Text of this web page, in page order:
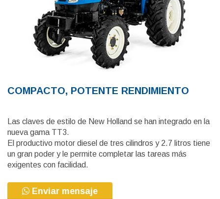
COMPACTO, POTENTE RENDIMIENTO
Las claves de estilo de New Holland se han integrado en la
nueva gama TT3.
El productivo motor diesel de tres cilindros y 2.7 litros tiene
un gran poder y le permite completar las tareas más
exigentes con facilidad.
Enviar mensaje